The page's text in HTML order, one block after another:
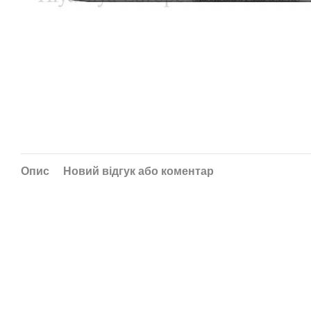
Опис Новий відгук або коментар